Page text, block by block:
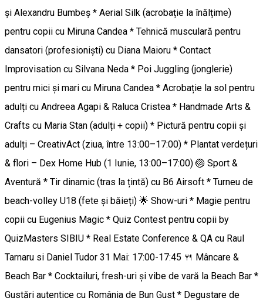
și Alexandru Bumbeș * Aerial Silk (acrobație la înălțime)
pentru copii cu Miruna Candea * Tehnică musculară pentru
dansatori (profesioniști) cu Diana Maioru * Contact
Improvisation cu Silvana Neda * Poi Juggling (jonglerie)
pentru mici și mari cu Miruna Candea * Acrobație la sol pentru
adulți cu Andreea Agapi & Raluca Cristea * Handmade Arts &
Crafts cu Maria Stan (adulți + copii) * Pictură pentru copii și
adulți – CreativAct (ziua, între 13:00–17:00) * Plantat verdețuri
& flori – Dex Home Hub (1 Iunie, 13:00–17:00) 🏐 Sport &
Aventură * Tir dinamic (tras la țintă) cu B6 Airsoft * Turneu de
beach-volley U18 (fete și băieți) 🌟 Show-uri * Magie pentru
copii cu Eugenius Magic * Quiz Contest pentru copii by
QuizMasters SIBIU * Real Estate Conference & QA cu Raul
Tarnaru si Daniel Tudor 31 Mai: 17:00-17:45 🍴 Mâncare &
Beach Bar * Cocktailuri, fresh-uri și vibe de vară la Beach Bar *
Gustări autentice cu România de Bun Gust * Degustare de